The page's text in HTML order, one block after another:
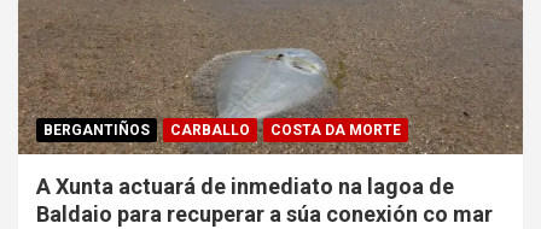
BERGANTIÑOS CARBALLO COSTA DA MORTE
A Xunta actuará de inmediato na lagoa de
Baldaio para recuperar a súa conexión co mar